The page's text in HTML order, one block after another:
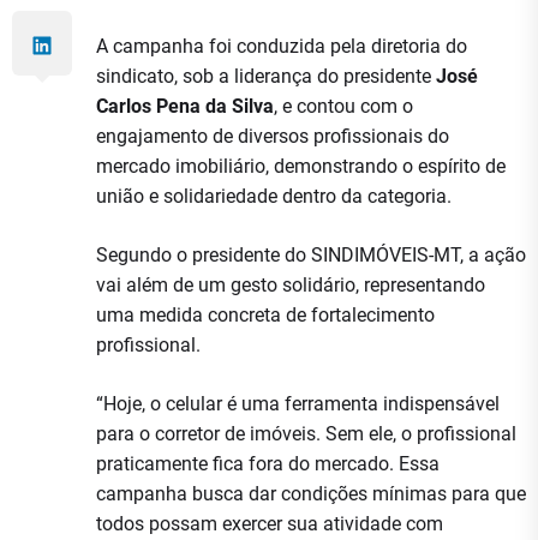
A campanha foi conduzida pela diretoria do
sindicato, sob a liderança do presidente José
Carlos Pena da Silva, e contou com o
engajamento de diversos profissionais do
mercado imobiliário, demonstrando o espírito de
união e solidariedade dentro da categoria.
Segundo o presidente do SINDIMÓVEIS-MT, a ação
vai além de um gesto solidário, representando
uma medida concreta de fortalecimento
profissional.
“Hoje, o celular é uma ferramenta indispensável
para o corretor de imóveis. Sem ele, o profissional
praticamente fica fora do mercado. Essa
campanha busca dar condições mínimas para que
todos possam exercer sua atividade com